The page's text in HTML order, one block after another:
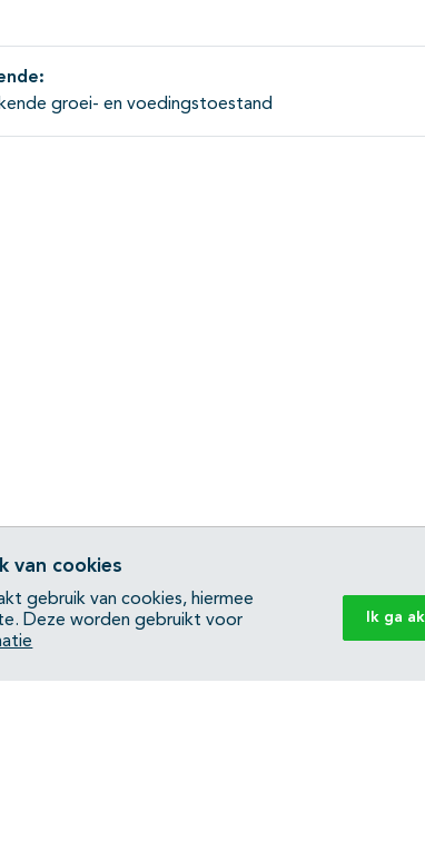
groei- en voedingstoestand
van cookies
gebruik van cookies, hiermee
Deze worden gebruikt voor
Ik ga